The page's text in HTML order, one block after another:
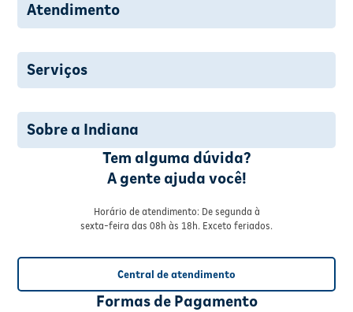
Atendimento
Serviços
Sobre a Indiana
Tem alguma dúvida?
A gente ajuda você!
Horário de atendimento: De segunda à
sexta-feira das 08h às 18h. Exceto feriados.
Central de atendimento
Formas de Pagamento